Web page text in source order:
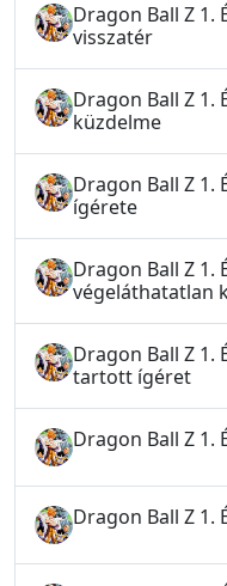
Dragon Ball Z 1.
visszatér
Dragon Ball Z 1.
küzdelme
Dragon Ball Z 1.
ígérete
Dragon Ball Z 1.
végeláthatatlan
Dragon Ball Z 1.
tartott ígéret
Dragon Ball Z 1.
Dragon Ball Z 1.